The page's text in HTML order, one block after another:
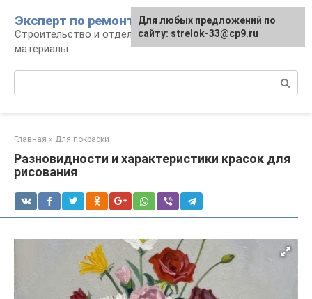
контенту
Эксперт по ремонту
Строительство и отделка: работы и
материалы
Главная » Для покраски
Разновидности и характеристики красок для
рисования
Для любых предложений по
сайту: strelok-33@cp9.ru
Для любых предложений по
сайту: strelok-33@cp9.ru